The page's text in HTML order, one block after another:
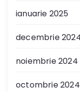
ianuarie 2025
decembrie
noiembrie 2024
octombrie 2024